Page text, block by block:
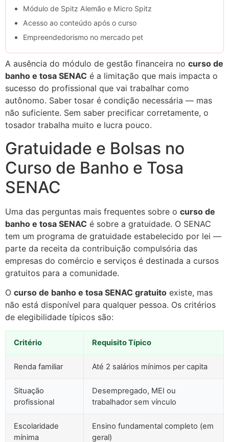
Módulo de Spitz Alemão e Micro Spitz
Acesso ao conteúdo após o curso
Empreendedorismo no mercado pet
A ausência do módulo de gestão financeira no curso de
banho e tosa SENAC é a limitação que mais impacta o
sucesso do profissional que vai trabalhar como
autônomo. Saber tosar é condição necessária — mas
não suficiente. Sem saber precificar corretamente, o
tosador trabalha muito e lucra pouco.
Gratuidade e Bolsas no
Curso de Banho e Tosa
SENAC
Uma das perguntas mais frequentes sobre o curso de
banho e tosa SENAC é sobre a gratuidade. O SENAC
tem um programa de gratuidade estabelecido por lei —
parte da receita da contribuição compulsória das
empresas do comércio e serviços é destinada a cursos
gratuitos para a comunidade.
O curso de banho e tosa SENAC gratuito existe, mas
não está disponível para qualquer pessoa. Os critérios
de elegibilidade típicos são:
Critério Requisito Típico
Renda familiar Até 2 salários mínimos per capita
Situação
profissional
Desempregado, MEI ou
trabalhador sem vínculo
Escolaridade
mínima
Ensino fundamental completo (em
geral)